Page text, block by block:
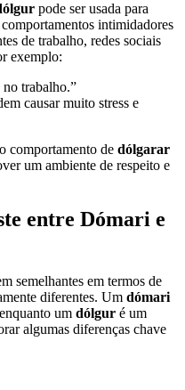
pode ser usada para
intimidadores
de trabalho, redes sociais
exemplo:
no trabalho.”
causar muito stress e
comportamento de dólgarar
um ambiente de respeito e
entre Dómari e
semelhantes em termos de
diferentes. Um dómari
um dólgur é um
algumas diferenças chave